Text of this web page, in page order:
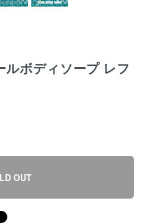
ルボディソープ レフ
OUT